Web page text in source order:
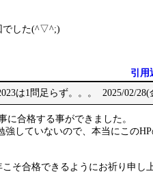
でした(^▽^;)
引用
は1問足らず。。。 2025/02/28(
に合格する事ができました。
していないので、本当にこのHP
そ合格できるようにお祈り申し